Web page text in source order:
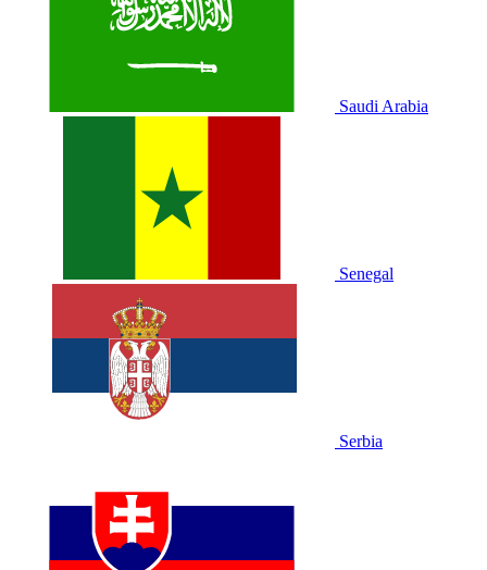
Saudi Arabia
Senegal
Serbia